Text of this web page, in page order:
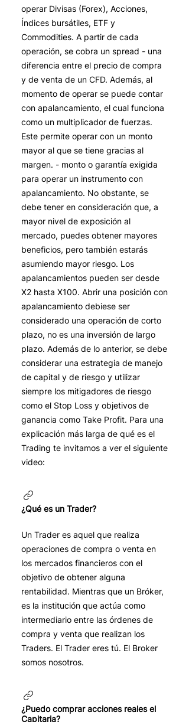
operar Divisas (Forex), Acciones,
Índices bursátiles, ETF y
Commodities. A partir de cada
operación, se cobra un spread - una
diferencia entre el precio de compra
y de venta de un CFD. Además, al
momento de operar se puede contar
con apalancamiento, el cual funciona
como un multiplicador de fuerzas.
Este permite operar con un monto
mayor al que se tiene gracias al
margen. - monto o garantía exigida
para operar un instrumento con
apalancamiento. No obstante, se
debe tener en consideración que, a
mayor nivel de exposición al
mercado, puedes obtener mayores
beneficios, pero también estarás
asumiendo mayor riesgo. Los
apalancamientos pueden ser desde
X2 hasta X100. Abrir una posición con
apalancamiento debiese ser
considerado una operación de corto
plazo, no es una inversión de largo
plazo. Además de lo anterior, se debe
considerar una estrategia de manejo
de capital y de riesgo y utilizar
siempre los mitigadores de riesgo
como el Stop Loss y objetivos de
ganancia como Take Profit. Para una
explicación más larga de qué es el
Trading te invitamos a ver el siguiente
video:
¿Qué es un Trader?
Un Trader es aquel que realiza
operaciones de compra o venta en
los mercados financieros con el
objetivo de obtener alguna
rentabilidad. Mientras que un Bróker,
es la institución que actúa como
intermediario entre las órdenes de
compra y venta que realizan los
Traders. El Trader eres tú. El Broker
somos nosotros.
¿Puedo comprar acciones reales el
Capitaria?